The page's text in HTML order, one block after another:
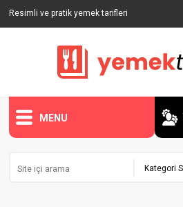
Resimli ve pratik yemek tarifleri
MENU